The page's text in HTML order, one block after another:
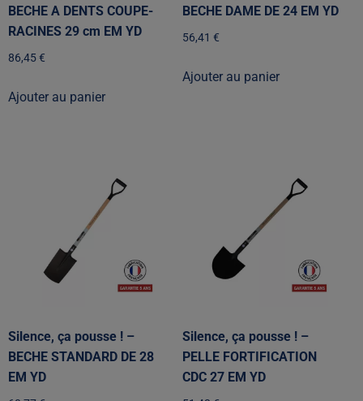
BECHE A DENTS COUPE-
RACINES 29 cm EM YD
86,45€
Ajouter au panier
BECHE DAME DE 24 EM YD
56,41 €
Ajouter au panier
Silence, ça pousse ! –
BECHE STANDARD DE 28
EM YD
Silence, ça pousse ! –
PELLE FORTIFICATION
CDC 27 EM YD